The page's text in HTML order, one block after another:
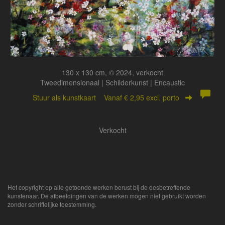
130 x 130 cm, © 2024, verkocht
Tweedimensionaal | Schilderkunst | Encaustic
Stuur als kunstkaart Vanaf € 2,95 excl. porto
Verkocht
Het copyright op alle getoonde werken berust bij de desbetreffende
kunstenaar. De afbeeldingen van de werken mogen niet gebruikt worden
zonder schriftelijke toestemming.